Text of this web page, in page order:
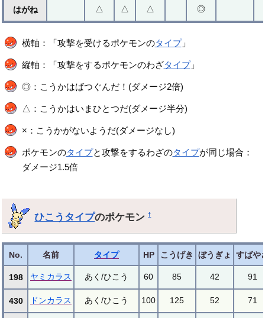
はがね △ △ △ ◎
横軸：「攻撃を受けるポケモンのタイプ」
縦軸：「攻撃をするポケモンのわざタイプ」
◎：こうかはばつぐんだ！(ダメージ2倍)
△：こうかはいまひとつだ(ダメージ半分)
×：こうかがないようだ(ダメージなし)
ポケモンのタイプと攻撃をするわざのタイプが同じ場合：
ダメージ1.5倍
ひこうタイプのポケモン†
No. 名前 タイプ HP こうげき ぼうぎょ すばや
198 ヤミカラス あく/ひこう 60 85 42 91
430 ドンカラス あく/ひこう 100 125 52 71